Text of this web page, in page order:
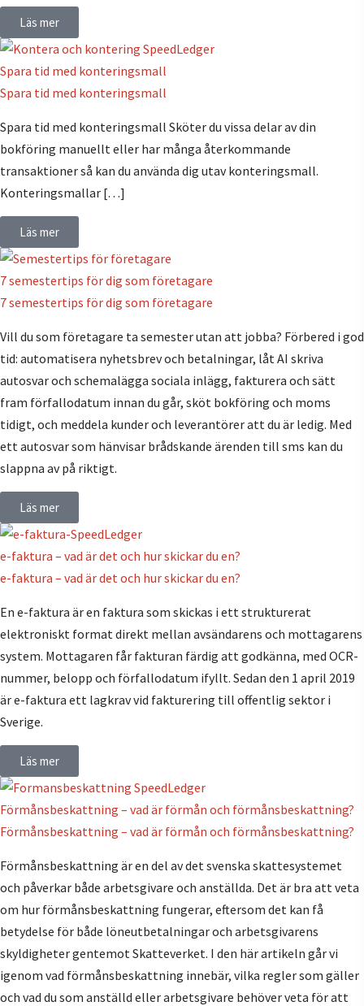
Läs mer
Spara tid med konteringsmall
Spara tid med konteringsmall
Spara tid med konteringsmall Sköter du vissa delar av din
bokföring manuellt eller har många återkommande
transaktioner så kan du använda dig utav konteringsmall.
Konteringsmallar […]
Läs mer
7 semestertips för dig som företagare
7 semestertips för dig som företagare
Vill du som företagare ta semester utan att jobba? Förbered i god
tid: automatisera nyhetsbrev och betalningar, låt AI skriva
autosvar och schemalägga sociala inlägg, fakturera och sätt
fram förfallodatum innan du går, sköt bokföring och moms
tidigt, och meddela kunder och leverantörer att du är ledig. Med
ett autosvar som hänvisar brådskande ärenden till sms kan du
slappna av på riktigt.
Läs mer
e-faktura – vad är det och hur skickar du en?
e-faktura – vad är det och hur skickar du en?
En e-faktura är en faktura som skickas i ett strukturerat
elektroniskt format direkt mellan avsändarens och mottagarens
system. Mottagaren får fakturan färdig att godkänna, med OCR-
nummer, belopp och förfallodatum ifyllt. Sedan den 1 april 2019
är e-faktura ett lagkrav vid fakturering till offentlig sektor i
Sverige.
Läs mer
Förmånsbeskattning – vad är förmån och förmånsbeskattning?
Förmånsbeskattning – vad är förmån och förmånsbeskattning?
Förmånsbeskattning är en del av det svenska skattesystemet
och påverkar både arbetsgivare och anställda. Det är bra att veta
om hur förmånsbeskattning fungerar, eftersom det kan få
betydelse för både löneutbetalningar och arbetsgivarens
skyldigheter gentemot Skatteverket. I den här artikeln går vi
igenom vad förmånsbeskattning innebär, vilka regler som gäller
och vad du som anställd eller arbetsgivare behöver veta för att